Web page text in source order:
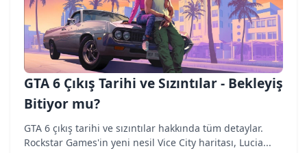
GTA 6 Çıkış Tarihi ve Sızıntılar - Bekleyiş
Bitiyor mu?
GTA 6 çıkış tarihi ve sızıntılar hakkında tüm detaylar.
Rockstar Games'in yeni nesil Vice City haritası, Lucia...